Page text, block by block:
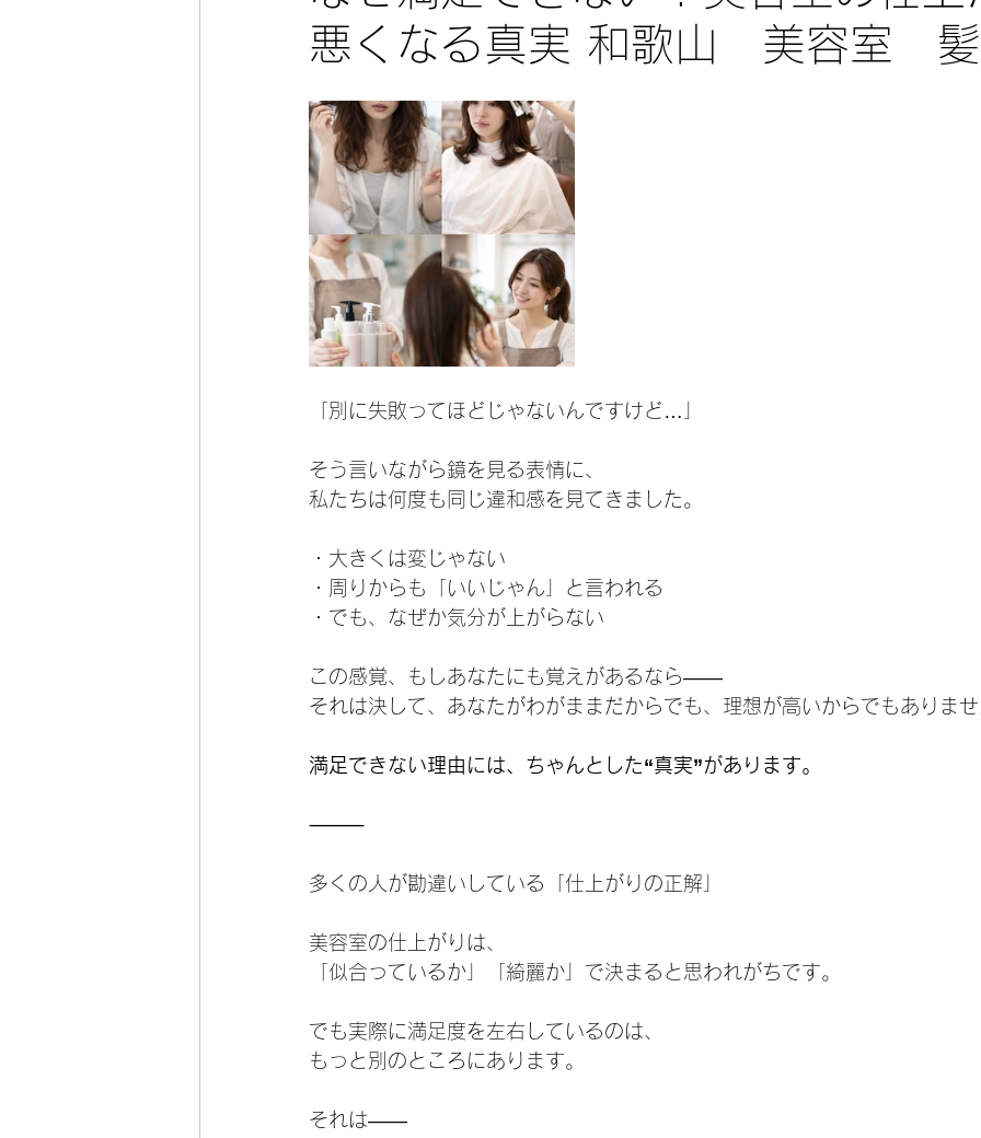
悪くなる真実 和歌山 美容室 髪
「別に失敗ってほどじゃないんですけど…」
そう言いながら鏡を見る表情に、
私たちは何度も同じ違和感を見てきました。
・大きくは変じゃない
・周りからも「いいじゃん」と言われる
・でも、なぜか気分が上がらない
この感覚、もしあなたにも覚えがあるなら——
それは決して、あなたがわがままだからでも、理想が高いからでもありま
満足できない理由には、ちゃんとした“真実”があります。
⸻
多くの人が勘違いしている「仕上がりの正解」
美容室の仕上がりは、
「似合っているか」「綺麗か」で決まると思われがちです。
でも実際に満足度を左右しているのは、
もっと別のところにあります。
それは——